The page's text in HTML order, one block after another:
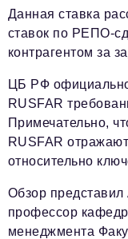
Данная ставка
ставок по РЕПО-
контрагентом за
ЦБ РФ
RUSFAR
Примечательно,
RUSFAR
относительно
Обзор
профессор
менеджмента